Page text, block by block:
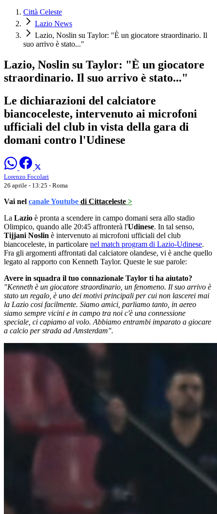
Città Celeste
Lazio News
Lazio, Noslin su Taylor: "È un giocatore straordinario. Il
suo arrivo è stato..."
Lazio, Noslin su Taylor: "È un giocatore
straordinario. Il suo arrivo è stato..."
Le dichiarazioni del calciatore
biancoceleste, intervenuto ai microfoni
ufficiali del club in vista della gara di
domani contro l'Udinese
Lorenzo Focolari
26 aprile - 13:25 - Roma
Vai nel canale Youtube di Cittaceleste >
La Lazio è pronta a scendere in campo domani sera allo stadio
Olimpico, quando alle 20:45 affronterà l'Udinese. In tal senso,
Tijjani Noslin è intervenuto ai microfoni ufficiali del club
biancoceleste, in particolare nel match program di Lazio-Udinese.
Fra gli argomenti affrontati dal calciatore olandese, vi è anche quello
legato al rapporto con Kenneth Taylor. Queste le sue parole:
Avere in squadra il tuo connazionale Taylor ti ha aiutato?
"Kenneth è un giocatore straordinario, un fenomeno. Il suo arrivo è
stato un regalo, è uno dei motivi principali per cui non lascerei mai
la Lazio cosi facilmente. Siamo amici, parliamo tanto, in aereo
siamo sempre vicini e in campo tra noi c'è una connessione
speciale, ci capiamo al volo. Abbiamo entrambi imparato a giocare
a calcio per strada ad Amsterdam".